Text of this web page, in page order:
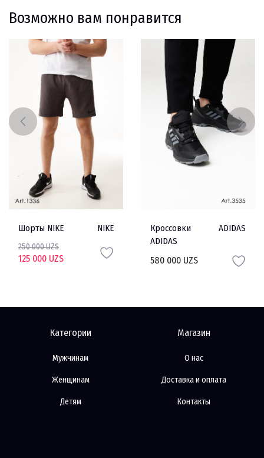
Возможно вам понравится
Шорты NIKE NIKE
250 000 UZS
125 000 UZS
Кроссовки
ADIDAS
ADIDAS
580 000 UZS
Категории
Мужчинам
Женщинам
Детям
Магазин
О нас
Доставка и оплата
Контакты